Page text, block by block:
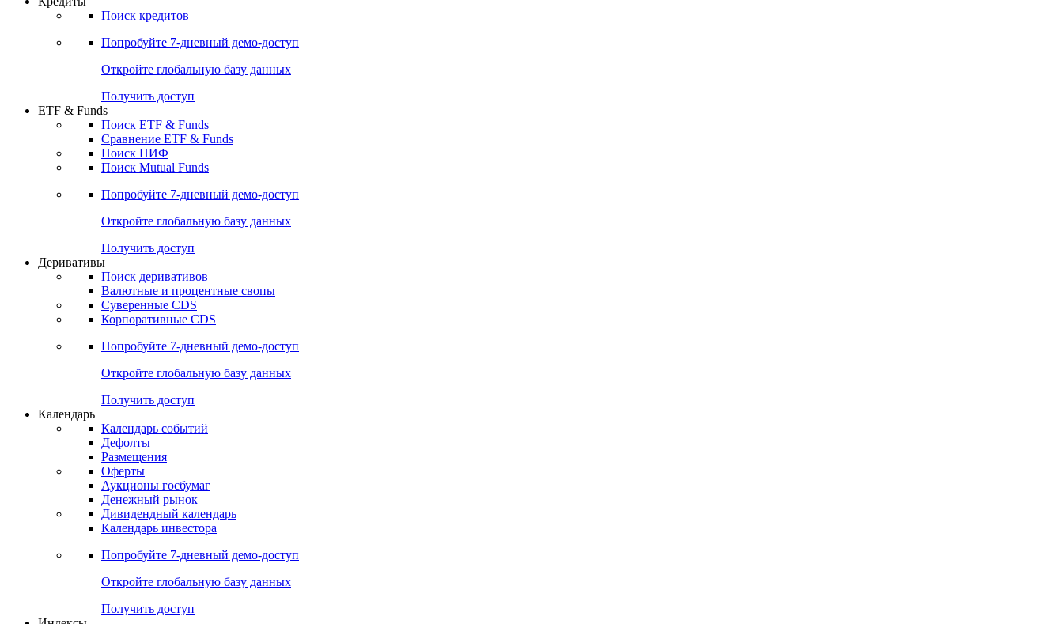
Откройте глобальную базу данных
Получить доступ
Кредиты
Поиск кредитов
Попробуйте7-дневный
Откройте глобальную базу данных
Получить доступ
ETF & Funds
Поиск ETF & Funds
Сравнение ETF & Funds
Поиск ПИФ
Поиск Mutual Funds
Попробуйте7-дневный
Откройте глобальную базу данных
Получить доступ
Деривативы
Поиск деривативов
Валютные и процентные свопы
Суверенные CDS
Корпоративные CDS
Попробуйте7-дневный
Откройте глобальную базу данных
Получить доступ
Календарь
Календарь событий
Дефолты
Размещения
Оферты
Аукционы госбумаг
Денежный рынок
Дивидендный календарь
Календарь инвестора
Попробуйте7-дневный